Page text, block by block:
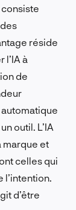
consiste
réside
l’IA à
de
outil. L’IA
marque et
celles qui
d’être